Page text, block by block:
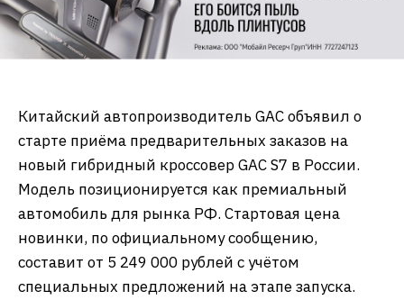
Китайский автопроизводитель GAC объявил о
старте приёма предварительных заказов на
новый гибридный кроссовер GAC S7 в России.
Модель позиционируется как премиальный
автомобиль для рынка РФ. Стартовая цена
новинки, по официальному сообщению,
составит от 5 249 000 рублей с учётом
специальных предложений на этапе запуска.